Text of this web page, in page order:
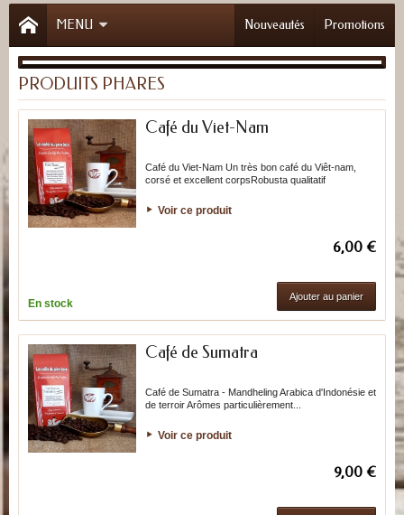
MENU Promotions
Nouveautés
PRODUITS PHARES
Café du Viet-Nam
Café du Viet-Nam Un très bon café du Viêt-nam,
corsé et excellent corpsRobusta qualitatif
Voir ce produit
6,00 €
En stock
Ajouter au panier
Café de Sumatra
Café de Sumatra - Mandheling Arabica d'Indonésie et
de terroir Arômes particulièrement...
Voir ce produit
9,00 €